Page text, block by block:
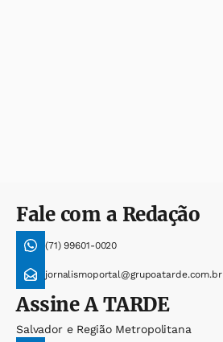
Fale com a Redação
(71) 99601-0020
jornalismoportal@grupoatarde.com.br
AssineA TARDE
Salvador e Região Metropolitana